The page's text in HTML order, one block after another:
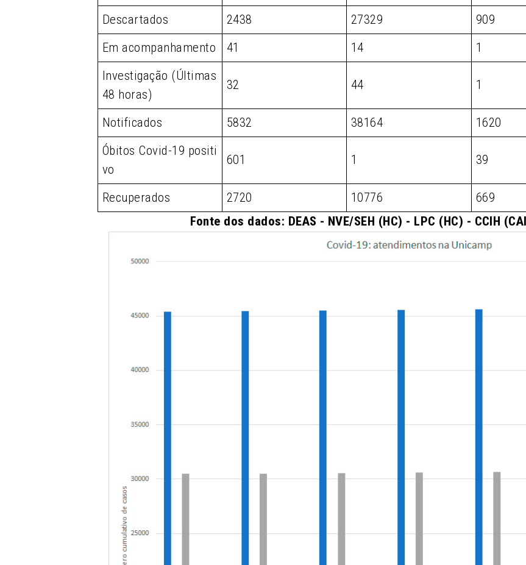
Descartados
2438 27329 909
Em acompanhamento
41 14 1
Investigação (Últimas
48 horas)
32 44 1
Notificados 5832 38164 1620
Óbitos Covid-19 positi
vo
601 1 39
Recuperados 2720 10776 669
Fonte dos dados: DEAS - NVE/SEH (HC) - LPC (HC) - CCIH